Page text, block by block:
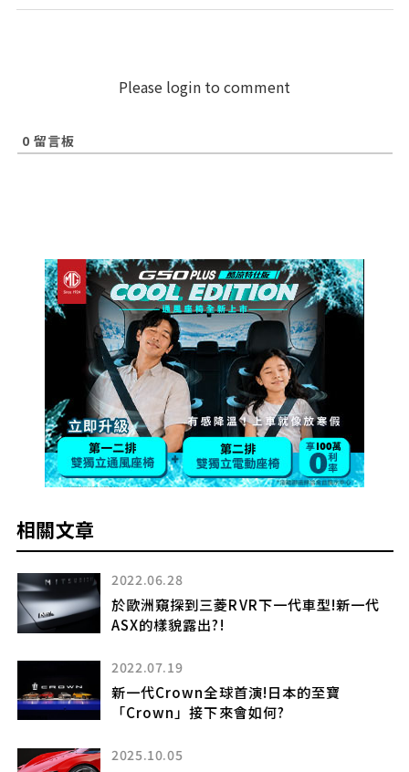
Please login to comment
0 留言板
相關文章
2022.06.28
於歐洲窺探到三菱RVR下一代車型!新一代
ASX的樣貌露出?!
2022.07.19
新一代Crown全球首演!日本的至寶
「Crown」接下來會如何?
2025.10.05